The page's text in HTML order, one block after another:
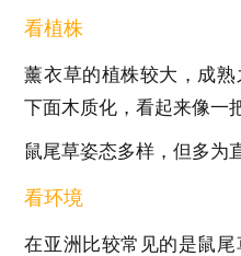
看植株
薰衣草的植株较大，成熟
下面木质化，看起来像一
鼠尾草姿态多样，但多为
看环境
在亚洲比较常见的是鼠